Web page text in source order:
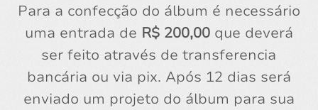
Para a confecção do álbum é necessário
uma entrada de R$ 200,00que deverá
ser feito através de transferencia
bancária ou via pix. Após 12 dias será
enviado um projeto do álbum para sua